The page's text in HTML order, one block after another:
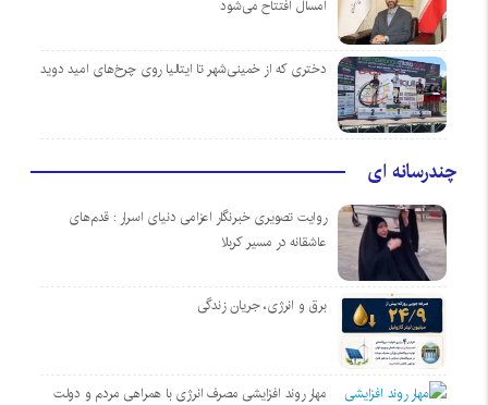
امسال افتتاح می‌شود
دختری که از خمینی‌شهر تا ایتالیا روی چرخ‌های امید دوید
چندرسانه ای
روایت تصویری خبرنگار اعزامی دنیای اسرار : قدم‌های
عاشقانه در مسیر کربلا
برق و انرژی، جریان زندگی
مهار روند افزایشی مصرف انرژی با همراهی مردم و دولت